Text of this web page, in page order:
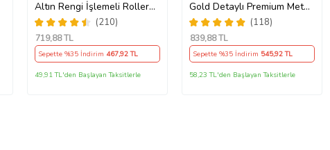
Altın Rengi İşlemeli Roller
Kalem
(210)
719,88 TL
Sepette %35 İndirim 467,92 TL
49,91 TL'den Başlayan Taksitlerle
Gold Detaylı Premium Metal
Roller Kalem (118)
839,88 TL
Sepette %35 İndirim 545,92 TL
58,23 TL'den Başlayan Taksitlerle